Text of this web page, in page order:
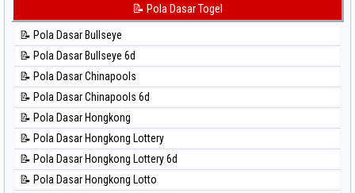
⚽ Bola Hitam Taiwan
📊 Statistik Kuda Lari
📊 Statistik Magnum Cambodia
📊 Statistik Nagoya
📊 Statistik New York Midday
📊 Statistik North Carolina Day
📊 Statistik Pcso
📊 Statistik Pennsylvania Day
📊 Statistik Sao Paulo
📊 Statistik Singapore
📝 Pola Dasar Togel
📝 Pola Dasar Bullseye
📝 Pola Dasar Bullseye 6d
📝 Pola Dasar Chinapools
📝 Pola Dasar Chinapools 6d
📝 Pola Dasar Hongkong
📝 Pola Dasar Hongkong Lottery
📝 Pola Dasar Hongkong Lottery 6d
📝 Pola Dasar Hongkong Lotto